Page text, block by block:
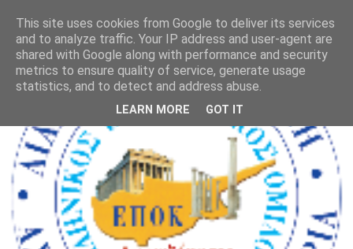
This site uses cookies from Google to deliver its services
and to analyze traffic. Your IP address and user-agent are
shared with Google along with performance and security
metrics to ensure quality of service, generate usage
statistics, and to detect and address abuse.
LEARN MORE GOT IT